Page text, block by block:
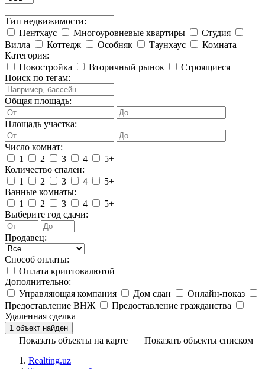
Тип недвижимости:
Пентхаус
Многоуровневые квартиры
Студия
Вилла
Коттедж Особняк Таунхаус
Комната
Категория:
Новостройка
Вторичный рынок
Строящиеся
Поиск по тегам:
Общая площадь:
Площадь участка:
Число комнат:
1
2 3 4
5+
Количество спален:
1
2 3 4
5+
Ванные комнаты:
1
2 3 4
5+
Выберите год сдачи:
Продавец:
Способ оплаты:
Оплата криптовалютой
Дополнительно:
Управляющая компания
Дом сдан
Онлайн-показ
Предоставление ВНЖ
Предоставление гражданства
Удаленная сделка
Показать объекты на карте
Показать объекты списком
Realting.uz